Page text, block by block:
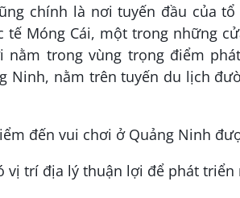
chính là nơi tuyến đầu của
tế Móng Cái, một trong những
nằm trong vùng trọng điểm
Ninh, nằm trên tuyến du lịch
vị trí địa lý thuận lợi để phát triển